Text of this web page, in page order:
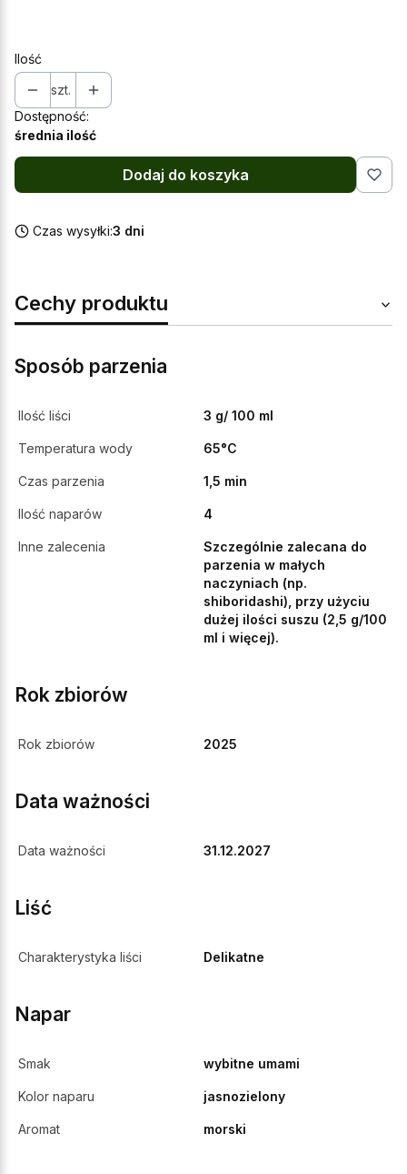
Ilość
szt.
Dostępność:
średnia ilość
Dodaj do koszyka
Czas wysyłki:3 dni
Cechy produktu
Sposób parzenia
Ilość liści 3 g/ 100 ml
Temperatura wody 65°C
Czas parzenia 1,5 min
Ilość naparów 4
Inne zalecenia
Szczególnie zalecana do
parzenia w małych
naczyniach (np.
shiboridashi), przy użyciu
dużej ilości suszu (2,5 g/100
ml i więcej).
Rok zbiorów
Rok zbiorów 2025
Data ważności
Data ważności 31.12.2027
Liść
Charakterystyka liści Delikatne
Napar
Smak wybitne umami
Kolor naparu jasnozielony
Aromat morski